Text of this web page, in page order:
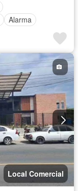
Alarma
Local Comercial